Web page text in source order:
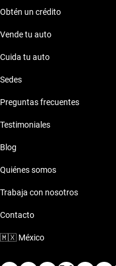
Obtén un crédito
Vende tu auto
Cuida tu auto
Sedes
Preguntas frecuentes
Testimoniales
Blog
Quiénes somos
Trabaja con nosotros
Contacto
🇲🇽 México